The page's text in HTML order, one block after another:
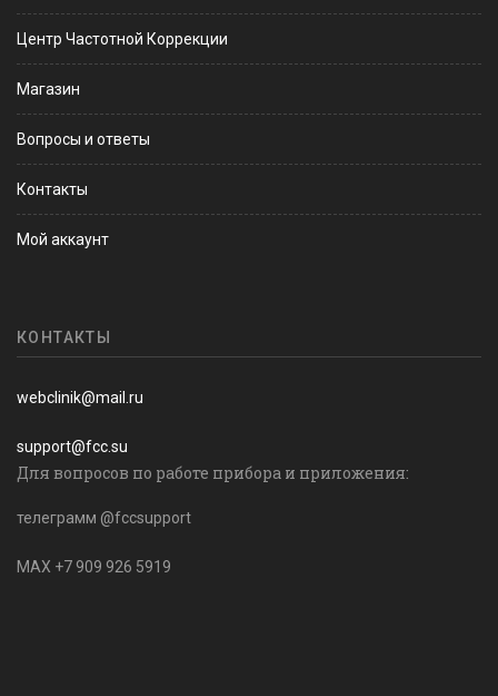
Центр Частотной Коррекции
Магазин
Вопросы и ответы
Контакты
Мой аккаунт
КОНТАКТЫ
webclinik@mail.ru
support@fcc.su
Для вопросов по работе прибора и приложения:
телеграмм @fccsupport
MAX +7 909 926 5919